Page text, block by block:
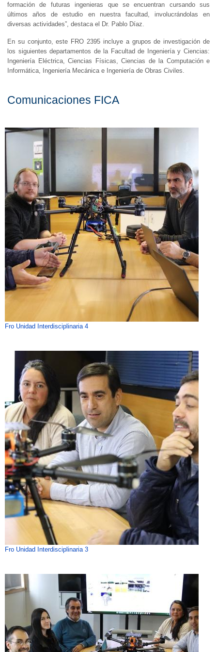
formación de futuras ingenieras que se encuentran cursando sus
últimos años de estudio en nuestra facultad, involucrándolas en
diversas actividades”, destaca el Dr. Pablo Díaz.
En su conjunto, este FRO 2395 incluye a grupos de investigación de
los siguientes departamentos de la Facultad de Ingeniería y Ciencias:
Ingeniería Eléctrica, Ciencias Físicas, Ciencias de la Computación e
Informática, Ingeniería Mecánica e Ingeniería de Obras Civiles.
Comunicaciones FICA
Fro Unidad Interdisciplinaria 4
Fro Unidad Interdisciplinaria 3